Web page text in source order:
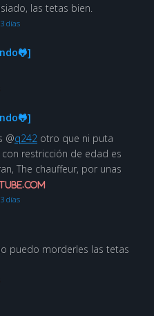
las tetas bien.
días
@q242 otro que ni puta
restricción de edad es
The chauffeur, por unas
días
puedo morderles las tetas